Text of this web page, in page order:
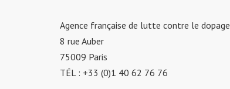
Agence française de lutte contre le dopage
8 rue Auber
75009 Paris
TÉL : +33 (0)1 40 62 76 76